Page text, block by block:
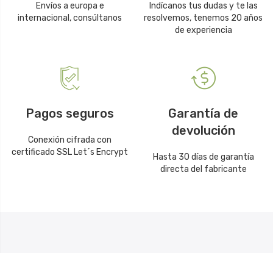
Envíos a europa e
internacional, consúltanos
Indícanos tus dudas y te las
resolvemos, tenemos 20 años
de experiencia
Pagos seguros
Conexión cifrada con
certificado SSL Let´s Encrypt
Garantía de
devolución
Hasta 30 días de garantía
directa del fabricante